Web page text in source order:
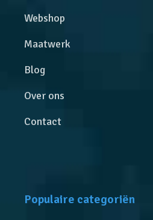
Webshop
Maatwerk
Blog
Over ons
Contact
Populaire categoriën